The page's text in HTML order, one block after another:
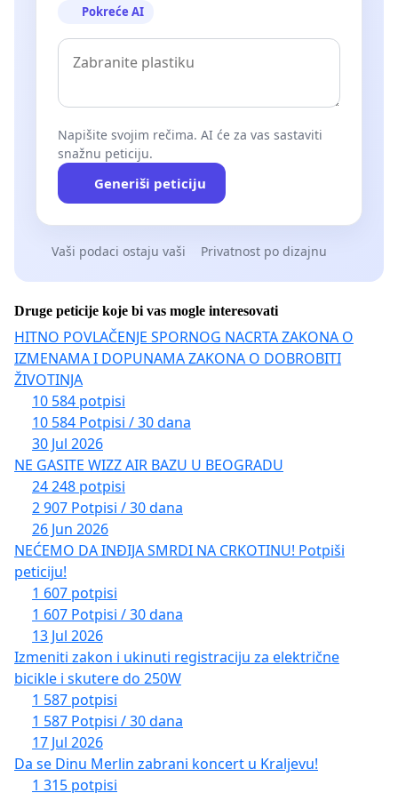
Pokreće AI
Napišite svojim rečima. AI će za vas sastaviti
snažnu peticiju.
Generiši peticiju
Vaši podaci ostaju vaši Privatnost po dizajnu
Druge peticije koje bi vas mogle interesovati
HITNO POVLAČENJE SPORNOG NACRTA ZAKONA O
IZMENAMA I DOPUNAMA ZAKONA O DOBROBITI
ŽIVOTINJA
10 584 potpisi
10 584 Potpisi / 30 dana
30 Jul 2026
NE GASITE WIZZ AIR BAZU U BEOGRADU
24 248 potpisi
2 907 Potpisi / 30 dana
26 Jun 2026
NEĆEMO DA INĐIJA SMRDI NA CRKOTINU! Potpiši
peticiju!
1 607 potpisi
1 607 Potpisi / 30 dana
13 Jul 2026
Izmeniti zakon i ukinuti registraciju za električne
bicikle i skutere do 250W
1 587 potpisi
1 587 Potpisi / 30 dana
17 Jul 2026
Da se Dinu Merlin zabrani koncert u Kraljevu!
1 315 potpisi